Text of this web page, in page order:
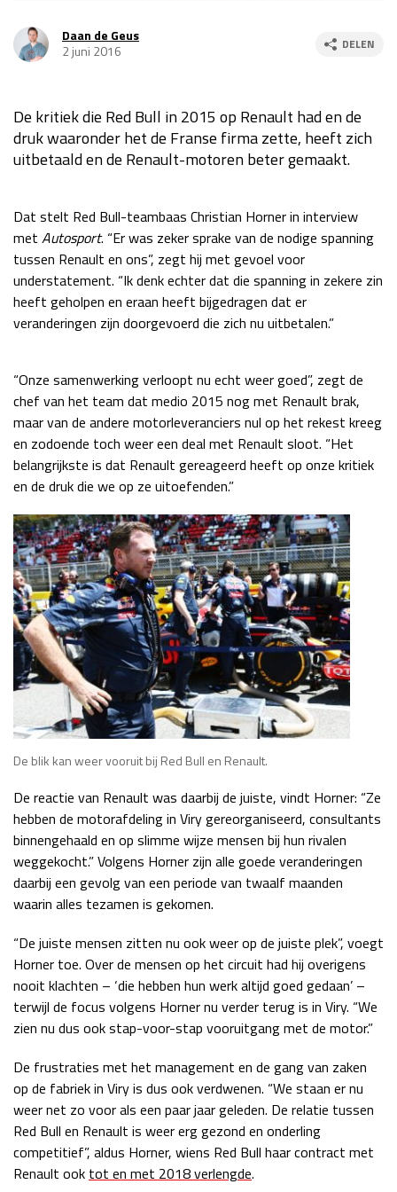
GP MEXICO 2026 30 okt - 01 nov
Kwalificatie
za 22:00 - 23:00
Race
zo 21:00 - 23:00
GP SÃO PAULO 2026 06 - 08 nov
Kwalificatie
za 19:00 - 20:00
Race
zo 18:00 - 20:00
LAS VEGAS GRAND PRIX 2026 20 - 22 nov
Kwalificatie
za 05:00 - 06:00
Race
GP QATAR 2026 27 - 29 nov
Kwalificatie
za 19:00 - 20:00
zo 17:00 - 19:00
Kwalificatie
za 15:00 - 16:00
Race
zo 14:00 - 16:00
Daan de Geus
2 juni 2016
DELEN
De kritiek die Red Bull in 2015 op Renault had en de
druk waaronder het de Franse firma zette, heeft zich
uitbetaald en de Renault-motoren beter gemaakt.
Dat stelt Red Bull-teambaas Christian Horner in interview
met Autosport. “Er was zeker sprake van de nodige spanning
tussen Renault en ons”, zegt hij met gevoel voor
understatement. “Ik denk echter dat die spanning in zekere zin
heeft geholpen en eraan heeft bijgedragen dat er
veranderingen zijn doorgevoerd die zich nu uitbetalen.”
“Onze samenwerking verloopt nu echt weer goed”, zegt de
chef van het team dat medio 2015 nog met Renault brak,
maar van de andere motorleveranciers nul op het rekest kreeg
en zodoende toch weer een deal met Renault sloot. “Het
belangrijkste is dat Renault gereageerd heeft op onze kritiek
en de druk die we op ze uitoefenden.”
De blik kan weer vooruit bij Red Bull en Renault.
De reactie van Renault was daarbij de juiste, vindt Horner: “Ze
hebben de motorafdeling in Viry gereorganiseerd, consultants
binnengehaald en op slimme wijze mensen bij hun rivalen
weggekocht.” Volgens Horner zijn alle goede veranderingen
daarbij een gevolg van een periode van twaalf maanden
waarin alles tezamen is gekomen.
“De juiste mensen zitten nu ook weer op de juiste plek”, voegt
Horner toe. Over de mensen op het circuit had hij overigens
nooit klachten – ‘die hebben hun werk altijd goed gedaan’ –
terwijl de focus volgens Horner nu verder terug is in Viry. “We
zien nu dus ook stap-voor-stap vooruitgang met de motor.”
De frustraties met het management en de gang van zaken
op de fabriek in Viry is dus ook verdwenen. “We staan er nu
weer net zo voor als een paar jaar geleden. De relatie tussen
Red Bull en Renault is weer erg gezond en onderling
competitief”, aldus Horner, wiens Red Bull haar contract met
Renault ook tot en met 2018 verlengde.